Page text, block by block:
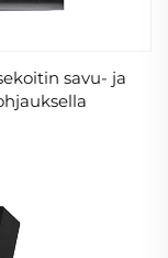
savu- ja